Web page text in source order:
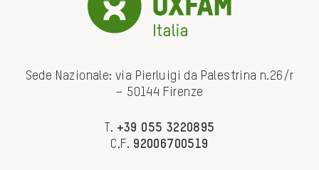
Sede Nazionale: via Pierluigi da Palestrina n.26/r
– 50144 Firenze
T. +39 055 3220895
C.F. 92006700519